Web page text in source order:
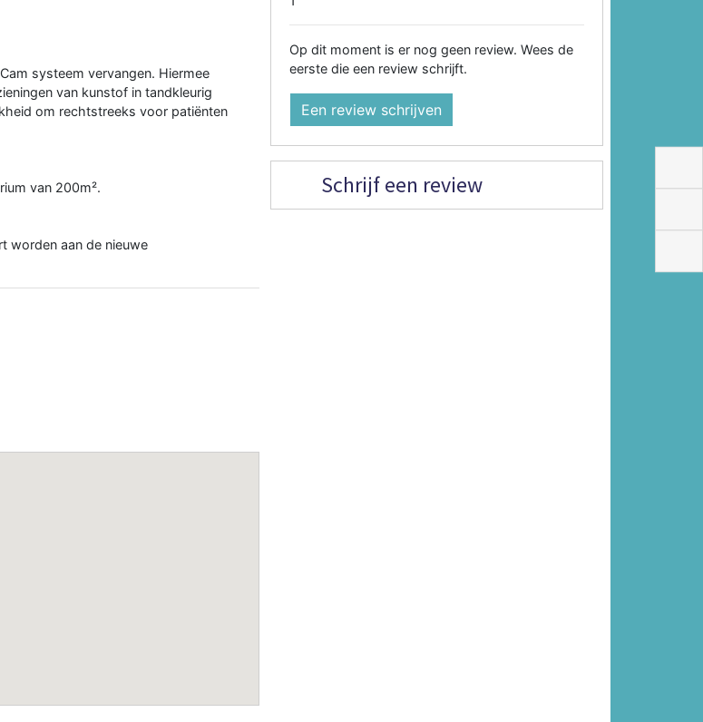
systeem vervangen. Hiermee
van kunstof in tandkleurig
om rechtstreeks voor patiënten
van 200m².
worden aan de nieuwe
Op dit moment is er nog geen review. Wees de
eerste die een review schrijft.
Een review schrijven
Schrijf een review